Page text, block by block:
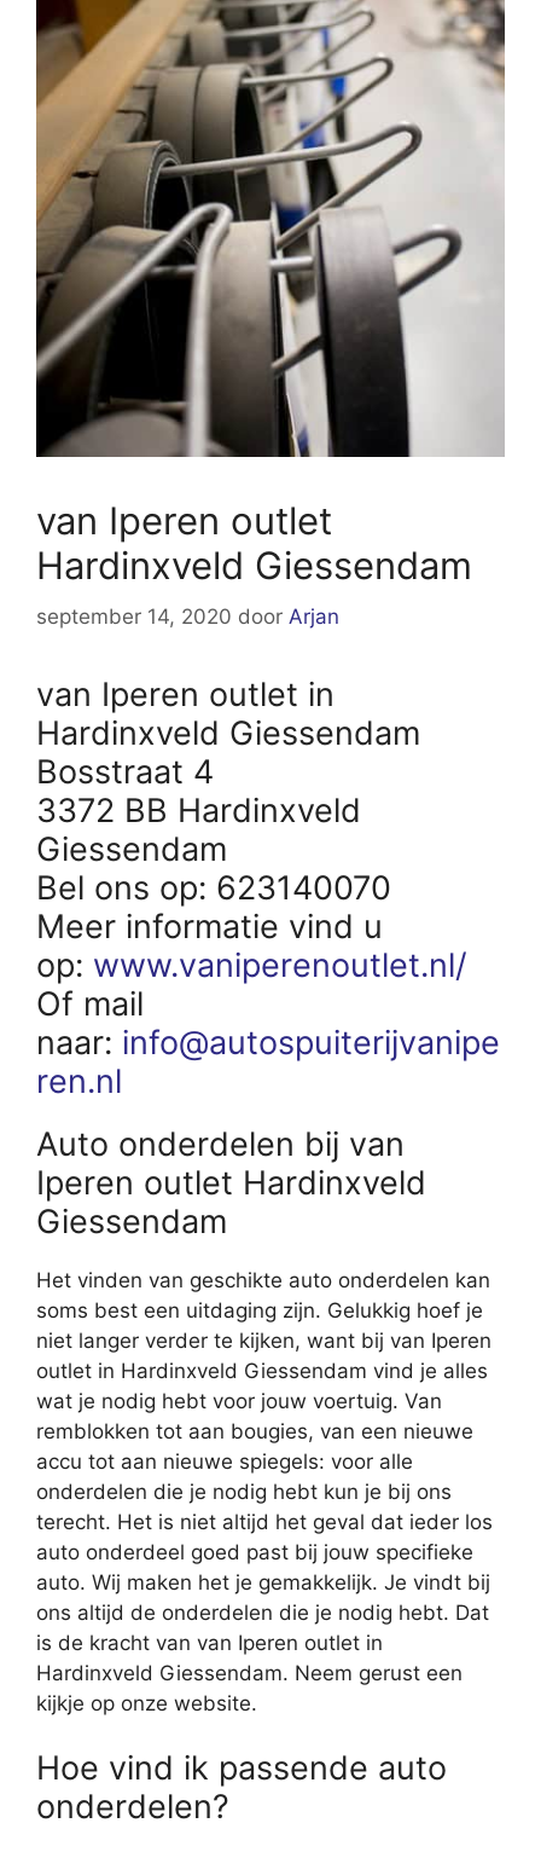
van Iperen outlet
Hardinxveld Giessendam
september 14, 2020 door Arjan
van Iperen outlet in
Hardinxveld Giessendam
Bosstraat 4
3372 BB Hardinxveld
Giessendam
Bel ons op: 623140070
Meer informatie vind u
op: www.vaniperenoutlet.nl/
Of mail
naar: info@autospuiterijvanipe
ren.nl
Auto onderdelen bij van
Iperen outlet Hardinxveld
Giessendam
Het vinden van geschikte auto onderdelen kan
soms best een uitdaging zijn. Gelukkig hoef je
niet langer verder te kijken, want bij van Iperen
outlet in Hardinxveld Giessendam vind je alles
wat je nodig hebt voor jouw voertuig. Van
remblokken tot aan bougies, van een nieuwe
accu tot aan nieuwe spiegels: voor alle
onderdelen die je nodig hebt kun je bij ons
terecht. Het is niet altijd het geval dat ieder los
auto onderdeel goed past bij jouw specifieke
auto. Wij maken het je gemakkelijk. Je vindt bij
ons altijd de onderdelen die je nodig hebt. Dat
is de kracht van van Iperen outlet in
Hardinxveld Giessendam. Neem gerust een
kijkje op onze website.
Hoe vind ik passende auto
onderdelen?